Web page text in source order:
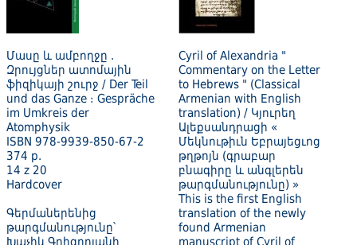
Մասը և ամբողջը .
Զրույցներ ատոմային
ֆիզիկայի շուրջ / Der Teil
und das Ganze ։ Gespräche
im Umkreis der
Atomphysik
ISBN 978-9939-850-67-2
374 p.
14 z 20
Hardcover
Գերմաներենից
թարգմանությունը՝
Խաչիկ Գրիգորյանի
Cyril of Alexandria "
Commentary on the Letter
to Hebrews " (Classical
Armenian with English
translation) / Կյուրեղ
Ալեքսանդրացի «
Մեկնութիւն Եբրայեցւոց
թղթոյն (գրաբար
բնագիրը և անգլերեն
թարգմանությունը) »
This is the first English
translation of the newly
found Armenian
manuscript of Cyril of